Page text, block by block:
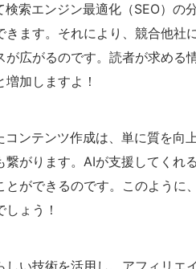
索エンジン最適化（SEO）の
きます。それにより、競合他社
が広がるのです。読者が求める
加しますよ！
コンテンツ作成は、単に質を向
繋がります。AIが支援してくれ
とができるのです。このように
ょう！
しい技術を活用し、アフィリエ